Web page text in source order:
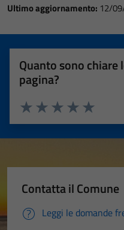
Ultimo aggiornamento: 12/
Quanto sono
pagina?
Valuta 5
Valuta 4
Valuta 3 stelle su
Valuta 2 stelle su 5
Valuta 1 stelle su 5
Contatta il Comune
Leggi le domande